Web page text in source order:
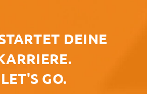
DEINE
LET'S GO.